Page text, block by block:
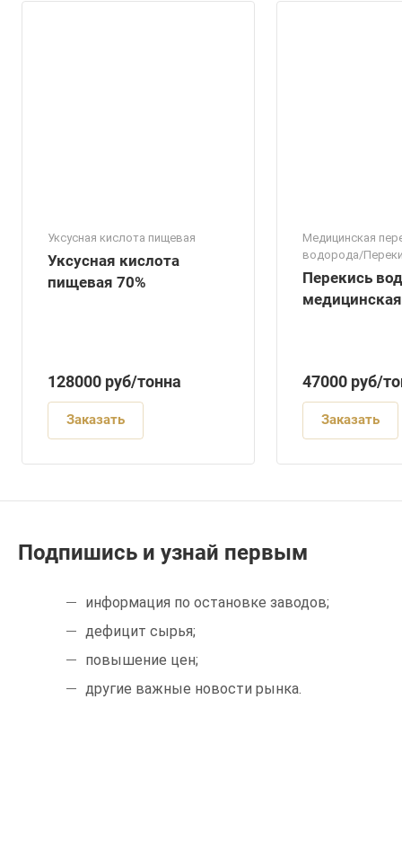
Уксусная кислота пищевая
Уксусная кислота
пищевая 70%
128000 руб/тонна
Заказать
Медицинская
водорода/
37%/Перекись
Перекись
Перекись
Перекись
47000 руб/
Заказать
Подпишись и узнай первым
информация по остановке заводов;
дефицит сырья;
повышение цен;
другие важные новости рынка.